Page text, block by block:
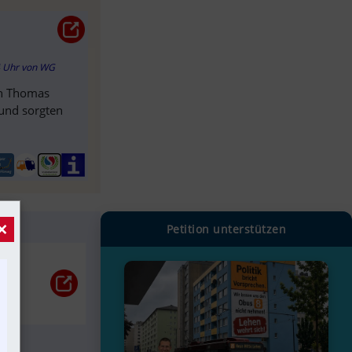
Uhr von WG
Thomas
sorgten
Petition unterstützen